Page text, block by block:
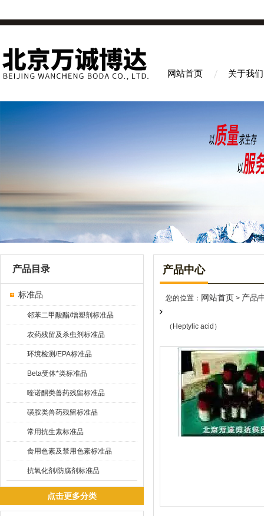
网站首页 关于我们
产品目录
标准品
邻苯二甲酸酯/增塑剂标准品
农药残留及杀虫剂标准品
环境检测/EPA标准品
Beta受体*类标准品
喹诺酮类兽药残留标准品
磺胺类兽药残留标准品
常用抗生素标准品
食用色素及禁用色素标准品
抗氧化剂/防腐剂标准品
点击更多分类
产品中心
您的位置： 网站首页 > 产品
（Heptylic acid）